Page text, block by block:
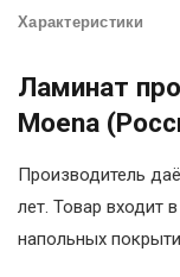
Характеристики
Ламинат
Moena
Производитель
лет. Товар входит
напольных